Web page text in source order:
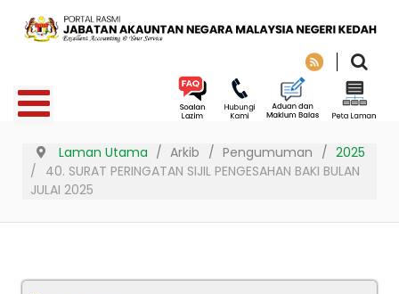
Laman Utama Arkib Pengumuman
2025
40. SURAT PERINGATAN SIJIL PENGESAHAN BAKI BULAN
JULAI 2025